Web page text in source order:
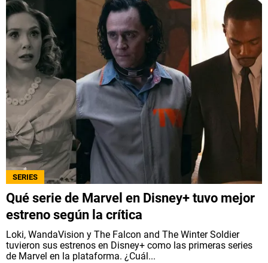
SERIES
Qué serie de Marvel en Disney+ tuvo mejor
estreno según la crítica
Loki, WandaVision y The Falcon and The Winter Soldier
tuvieron sus estrenos en Disney+ como las primeras series
de Marvel en la plataforma. ¿Cuál...